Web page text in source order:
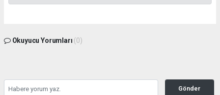
Okuyucu Yorumları (0)
Gönder